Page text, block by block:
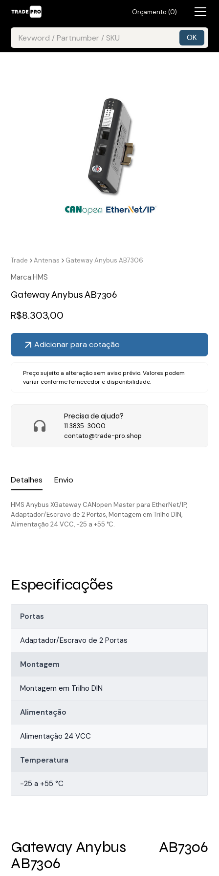
Orçamento (0)
Detalhes Envio
HMS Anybus XGateway CANopen Master para EtherNet/IP,
Adaptador/Escravo de 2 Portas, Montagem em Trilho DIN,
Alimentação 24 VCC, -25 a +55 °C.
Trade Antenas Gateway Anybus AB7306
Marca:HMS
Gateway Anybus AB7306
R$8.303,00
Adicionar para cotação
Preço sujeito a alteração sem aviso prévio. Valores podem
variar conforme fornecedor e disponibilidade.
Precisa de ajuda?
11 3835-3000
contato@trade-pro.shop
Especificações
Portas
Adaptador/Escravo de 2 Portas
Montagem
Montagem em Trilho DIN
Alimentação
Alimentação 24 VCC
Temperatura
-25 a +55 °C
Gateway Anybus
AB7306
AB7306